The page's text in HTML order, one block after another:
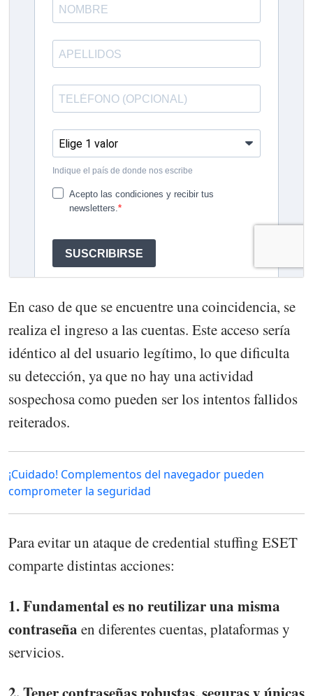
En caso de que se encuentre una coincidencia, se
realiza el ingreso a las cuentas. Este acceso sería
idéntico al del usuario legítimo, lo que dificulta
su detección, ya que no hay una actividad
sospechosa como pueden ser los intentos fallidos
reiterados.
¡Cuidado! Complementos del navegador pueden
comprometer la seguridad
Para evitar un ataque de credential stuffing ESET
comparte distintas acciones:
1. Fundamental es no reutilizar una misma
contraseña en diferentes cuentas, plataformas y
servicios.